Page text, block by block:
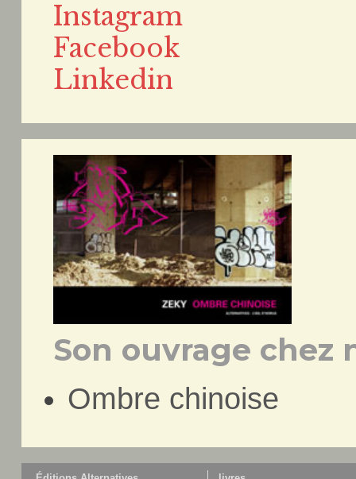
Instagram
Facebook
Linkedin
Son ouvrage chez
Ombre chinoise